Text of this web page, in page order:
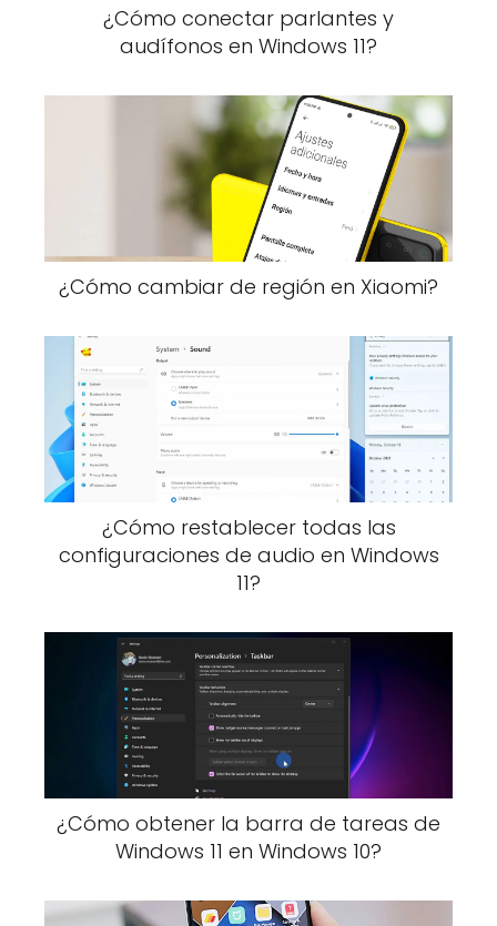
¿Cómo conectar parlantes y
audífonos en Windows 11?
¿Cómo cambiar de región en Xiaomi?
¿Cómo restablecer todas las
configuraciones de audio en Windows
11?
¿Cómo obtener la barra de tareas de
Windows 11 en Windows 10?